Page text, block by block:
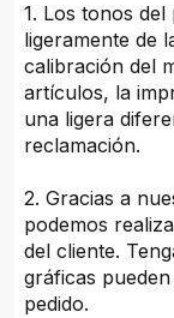
1. Los tonos
ligeramente de
calibración del
artículos, la
una ligera
reclamación.
2. Gracias a
podemos
del cliente.
gráficas
pedido.